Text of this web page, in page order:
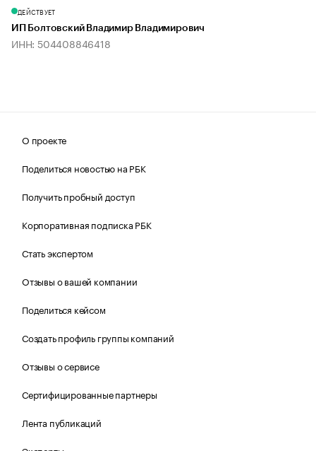
ДЕЙСТВУЕТ
ИП Болтовский Владимир Владимирович
ИНН: 504408846418
О проекте
Поделиться новостью на РБК
Получить пробный доступ
Корпоративная подписка РБК
Стать экспертом
Отзывы о вашей компании
Поделиться кейсом
Создать профиль группы компаний
Отзывы о сервисе
Сертифицированные партнеры
Лента публикаций